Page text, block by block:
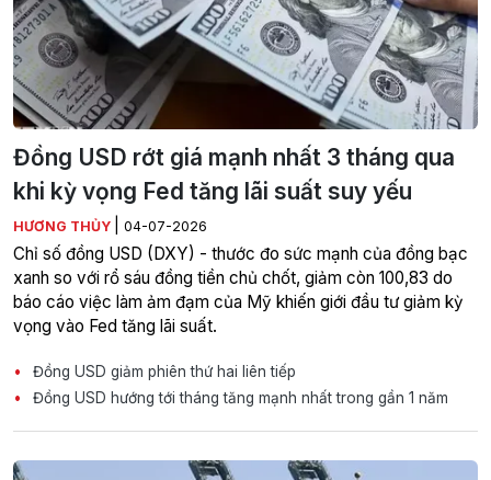
Đồng USD rớt giá mạnh nhất 3 tháng qua
khi kỳ vọng Fed tăng lãi suất suy yếu
HƯƠNG THỦY 04-07-2026
Chỉ số đồng USD (DXY) - thước đo sức mạnh của đồng bạc
xanh so với rổ sáu đồng tiền chủ chốt, giảm còn 100,83 do
báo cáo việc làm ảm đạm của Mỹ khiến giới đầu tư giảm kỳ
vọng vào Fed tăng lãi suất.
Đồng USD giảm phiên thứ hai liên tiếp
Đồng USD hướng tới tháng tăng mạnh nhất trong gần 1 năm